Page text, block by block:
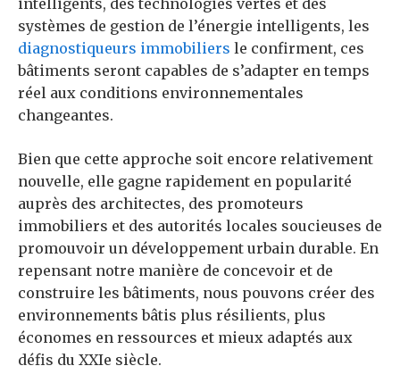
systèmes de gestion de l’énergie intelligents, les
diagnostiqueurs immobiliers le confirment, ces
bâtiments seront capables de s’adapter en temps
réel aux conditions environnementales
changeantes.
Bien que cette approche soit encore relativement
nouvelle, elle gagne rapidement en popularité
auprès des architectes, des promoteurs
immobiliers et des autorités locales soucieuses de
promouvoir un développement urbain durable. En
repensant notre manière de concevoir et de
construire les bâtiments, nous pouvons créer des
environnements bâtis plus résilients, plus
économes en ressources et mieux adaptés aux
défis du XXIe siècle.